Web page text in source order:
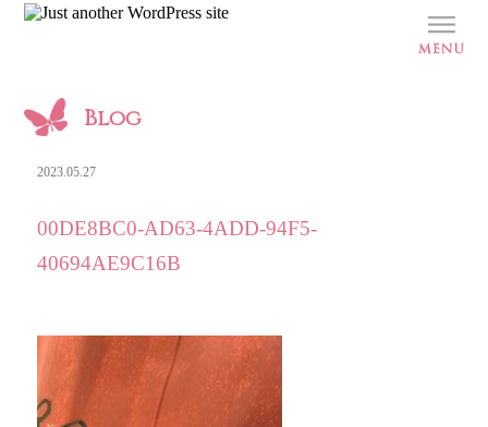
Blog
2023.05.27
00DE8BC0-AD63-4ADD-94F5-
40694AE9C16B